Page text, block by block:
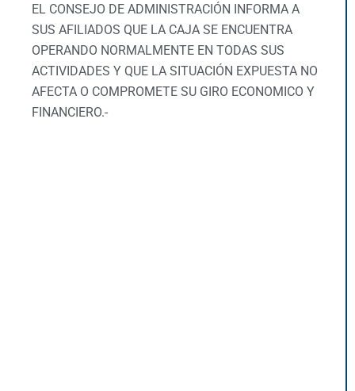
EL CONSEJO DE ADMINISTRACIÓN INFORMA A
SUS AFILIADOS QUE LA CAJA SE ENCUENTRA
OPERANDO NORMALMENTE EN TODAS SUS
ACTIVIDADES Y QUE LA SITUACIÓN EXPUESTA NO
AFECTA O COMPROMETE SU GIRO ECONOMICO Y
FINANCIERO.-